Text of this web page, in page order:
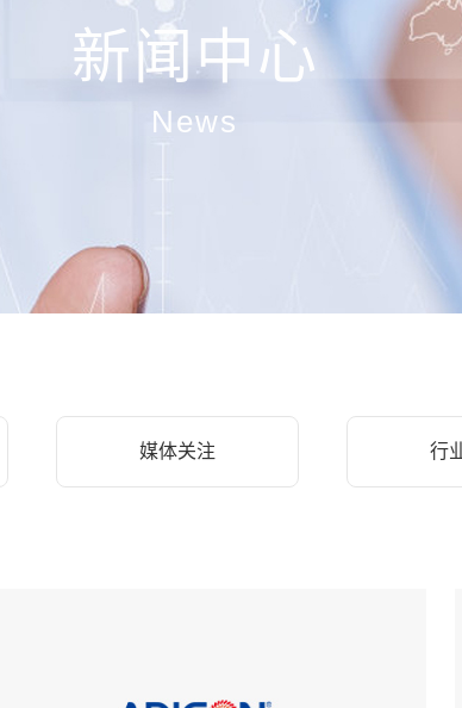
新闻中心
News
媒体关注 行